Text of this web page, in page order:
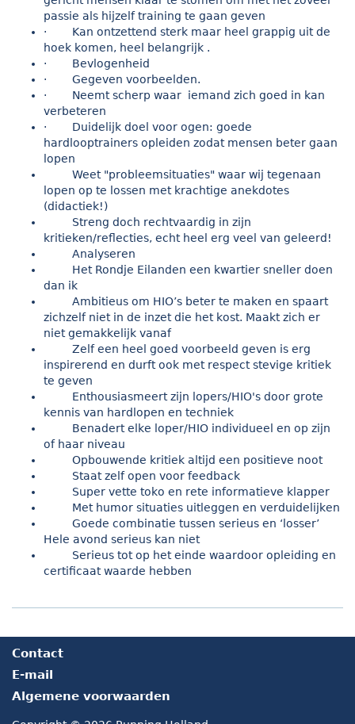
passie als hijzelf training te gaan geven
· Kan ontzettend sterk maar heel grappig uit de
hoek komen, heel belangrijk .
· Bevlogenheid
· Gegeven voorbeelden.
· Neemt scherp waar iemand zich goed in kan
verbeteren
· Duidelijk doel voor ogen: goede
hardlooptrainers opleiden zodat mensen beter gaan
lopen
Weet "probleemsituaties" waar wij tegenaan
lopen op te lossen met krachtige anekdotes
(didactiek!)
Streng doch rechtvaardig in zijn
kritieken/reflecties, echt heel erg veel van geleerd!
Analyseren
Het Rondje Eilanden een kwartier sneller doen
dan ik
Ambitieus om HIO’s beter te maken en spaart
zichzelf niet in de inzet die het kost. Maakt zich er
niet gemakkelijk vanaf
Zelf een heel goed voorbeeld geven is erg
inspirerend en durft ook met respect stevige kritiek
te geven
Enthousiasmeert zijn lopers/HIO's door grote
kennis van hardlopen en techniek
Benadert elke loper/HIO individueel en op zijn
of haar niveau
Opbouwende kritiek altijd een positieve noot
Staat zelf open voor feedback
Super vette toko en rete informatieve klapper
Met humor situaties uitleggen en verduidelijken
Goede combinatie tussen serieus en ‘losser’
Hele avond serieus kan niet
Serieus tot op het einde waardoor opleiding en
certificaat waarde hebben
Contact
E-mail
Algemene voorwaarden